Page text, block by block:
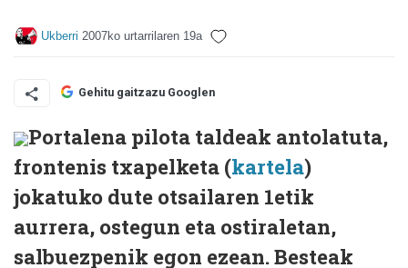
Ukberri 2007ko urtarrilaren 19a
Gehitu gaitzazu Googlen
Portalena pilota taldeak antolatuta,
frontenis txapelketa (kartela)
jokatuko dute otsailaren 1etik
aurrera, ostegun eta ostiraletan,
salbuezpenik egon ezean. Besteak